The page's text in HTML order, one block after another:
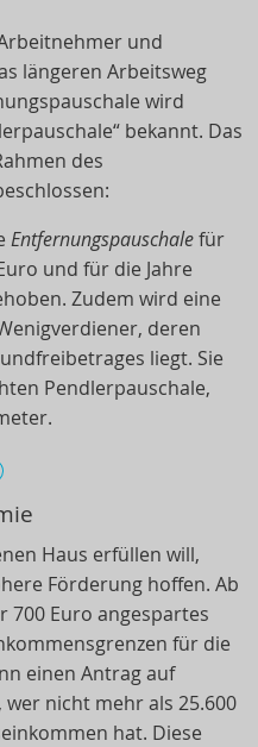
und
längeren Arbeitsweg
wird
bekannt. Das
des
Entfernungspauschalefür
und für die Jahre
Zudem wird eine
deren
liegt. Sie
Pendlerpauschale,
Haus erfüllen will,
Förderung hoffen. Ab
700 Euro angespartes
für die
einen Antrag auf
nicht mehr als 25.600
hat. Diese